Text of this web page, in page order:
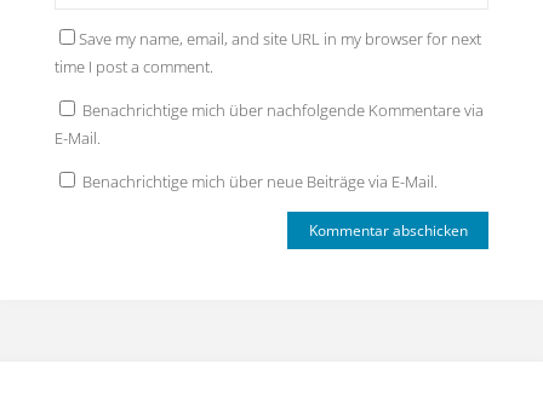
Save my name, email, and site URL in my browser for next
time I post a comment.
Benachrichtige mich über nachfolgende Kommentare via
E-Mail.
Benachrichtige mich über neue Beiträge via E-Mail.